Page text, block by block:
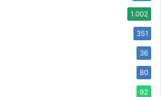
1.002
351
36
80
92